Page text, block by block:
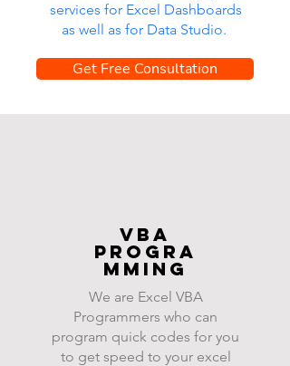
services for Excel Dashboards
as well as for Data Studio.
Get Free Consultation
VBA
progra
mming
We are Excel VBA
Programmers who can
program quick codes for you
to get speed to your excel